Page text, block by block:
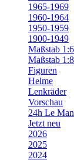
1965-1969
1960-1964
1950-1959
1900-1949
Maßstab
Maßstab
Figuren
Helme
Lenkräder
Vorschau
24h Le
Jetzt neu
2026
2025
2024